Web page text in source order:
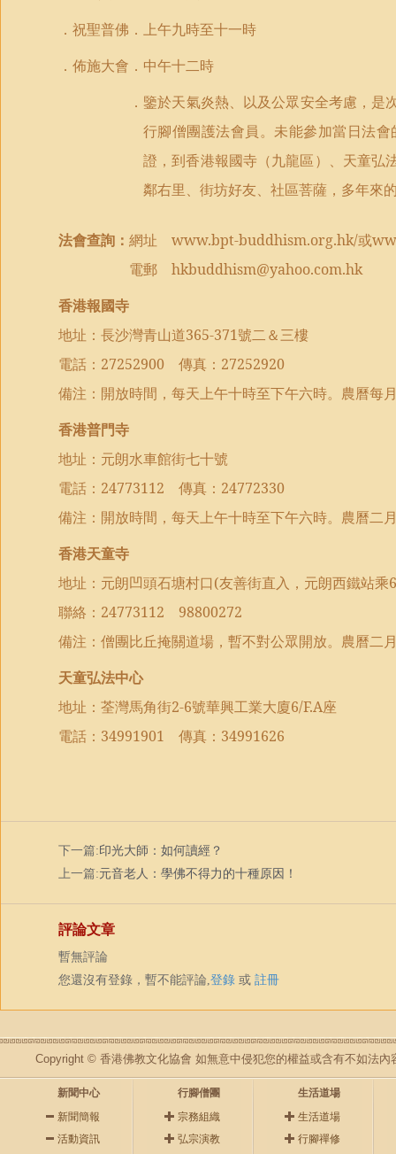
．祝聖普佛．上午九時至十一時
．佈施大會．中午十二時
． 鑒於天氣炎熱、以及公眾安全考慮， 是
行腳僧團護法會員。未能參加當日法會
證 ，到香港報國寺 （九龍區） 、天童弘
鄰右里、街坊好友、社區菩薩 ， 多年來
法會查詢： 網址 www.bpt-buddhism.org.hk/或
電郵 hkbuddhism@yahoo.com.hk
香港報國寺
地址：長沙灣青山道365-371號二＆三樓
電話： 27252900 傳真： 27252920
備注：開放時間，每天上午十時至下午六時。農曆每
香港普門寺
地址：元朗水車館街七十號
電話： 24773112 傳真： 24772330
備注：開放時間，每天上午十時至下午六時。農曆二
香港天童寺
地址：元朗凹頭石塘村口(友善街直入 ， 元朗西鐵站乘
聯絡 ： 24773112
98800272
備注： 僧團比丘掩關道場，暫不對公眾開放。 農曆二
天童弘法中心
地址：荃灣馬角街2-6號華興工業大廈6/F.A座
電話： 34991901 傳真： 34991626
下一篇:印光大師：如何讀經？
上一篇:元音老人：學佛不得力的十種原因！
評論文章
暫無評論
您還沒有登錄，暫不能評論,登錄 或 註冊
Copyright © 香港佛教文化協會 如無意中侵犯您的權益或含有不如法內
新聞中心
新聞簡報
活動資訊
行腳僧團
宗務組織
弘宗演教
生活道場
生活道場
行腳禪修